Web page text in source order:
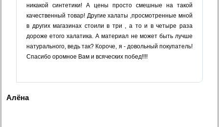
никакой синтетики! А цены просто смешные на такой
качественный товар! Другие халаты ,просмотренные мной
в других магазинах стоили в три , а то и в четыре раза
дороже етого халатика. А материал не может быть лучше
натурального, ведь так? Короче, я - довольный покупатель!
Спасибо оромное Вам и всяческих побед!!!!
Алёна